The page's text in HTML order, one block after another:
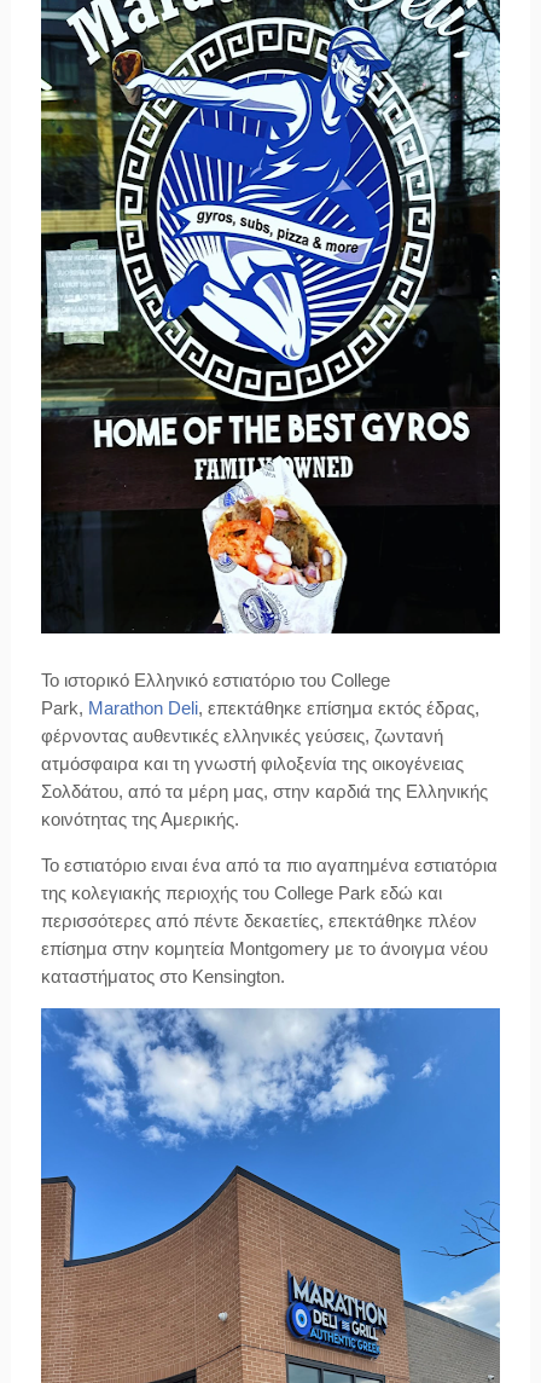
Το ιστορικό Ελληνικό εστιατόριο του College
Park, Marathon Deli, επεκτάθηκε επίσημα εκτός έδρας,
φέρνοντας αυθεντικές ελληνικές γεύσεις, ζωντανή
ατμόσφαιρα και τη γνωστή φιλοξενία της οικογένειας
Σολδάτου, από τα μέρη μας, στην καρδιά της Ελληνικής
κοινότητας της Αμερικής.
Το εστιατόριο ειναι ένα από τα πιο αγαπημένα εστιατόρια
της κολεγιακής περιοχής του College Park εδώ και
περισσότερες από πέντε δεκαετίες, επεκτάθηκε πλέον
επίσημα στην κομητεία Montgomery με το άνοιγμα νέου
καταστήματος στο Kensington.